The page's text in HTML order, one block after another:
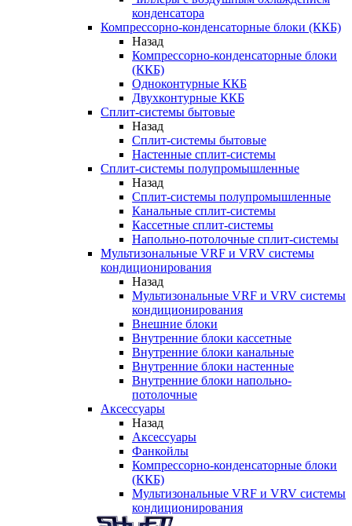
конденсатора
Компрессорно-конденсаторные блоки (ККБ)
Назад
Компрессорно-конденсаторные блоки
(ККБ)
Одноконтурные ККБ
Двухконтурные ККБ
Сплит-системы бытовые
Назад
Сплит-системы бытовые
Настенные сплит-системы
Сплит-системы полупромышленные
Назад
Сплит-системы полупромышленные
Канальные сплит-системы
Кассетные сплит-системы
Напольно-потолочные сплит-системы
Мультизональные VRF и VRV системы
кондиционирования
Назад
Мультизональные VRF и VRV системы
кондиционирования
Внешние блоки
Внутренние блоки кассетные
Внутренние блоки канальные
Внутренние блоки настенные
Внутренние блоки напольно-
потолочные
Аксессуары
Назад
Аксессуары
Фанкойлы
Компрессорно-конденсаторные блоки
(ККБ)
Мультизональные VRF и VRV системы
кондиционирования